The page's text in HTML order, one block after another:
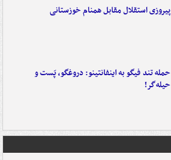
پیروزی استقلال مقابل همنام خوزستانی
حمله تند فیگو به اینفانتینو: دروغگو، پَست‌ و
حیله‌گر!